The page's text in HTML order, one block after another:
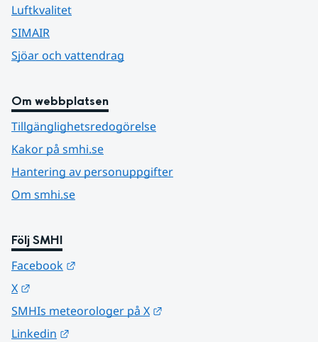
Luftkvalitet
SIMAIR
Sjöar och vattendrag
Om webbplatsen
Tillgänglighetsredogörelse
Kakor på smhi.se
Hantering av personuppgifter
Om smhi.se
Följ SMHI
Facebook
X
SMHIs meteorologer på X
Linkedin